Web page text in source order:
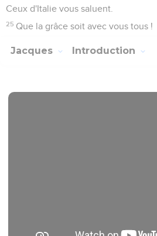
Ceux d'Italie vous saluent.
25 Que la grâce soit avec vous tous !
Jacques Introduction